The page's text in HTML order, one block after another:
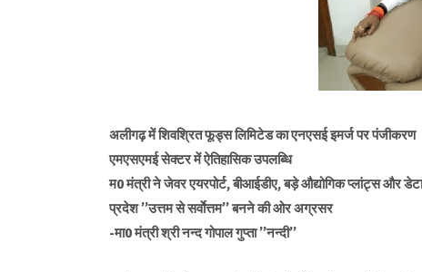
अलीगढ़ में शिवश्रित फूड्स लिमिटेड का एनएसई इमर्ज पर पंजीकरण
एमएसएमई सेक्टर में ऐतिहासिक उपलब्धि
म0 मंत्री ने जेवर एयरपोर्ट, बीआईडीए, बड़े औद्योगिक प्लांट्स और
प्रदेश ’’उत्तम से सर्वाेत्तम’’ बनने की ओर अग्रसर
-मा0 मंत्री श्री नन्द गोपाल गुप्ता ’’नन्दी’’